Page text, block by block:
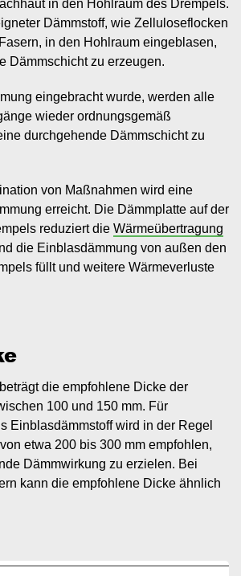
in den Hohlraum des Drempels.
Dämmstoff, wie Zelluloseflocken
in den Hohlraum eingeblasen,
Dämmschicht zu erzeugen.
eingebracht wurde, werden alle
wieder ordnungsgemäß
durchgehende Dämmschicht zu
von Maßnahmen wird eine
erreicht. Die Dämmplatte auf der
reduziert die Wärmeübertragung
die Einblasdämmung von außen den
füllt und weitere Wärmeverluste
die empfohlene Dicke der
100 und 150 mm. Für
Einblasdämmstoff wird in der Regel
etwa 200 bis 300 mm empfohlen,
Dämmwirkung zu erzielen. Bei
kann die empfohlene Dicke ähnlich